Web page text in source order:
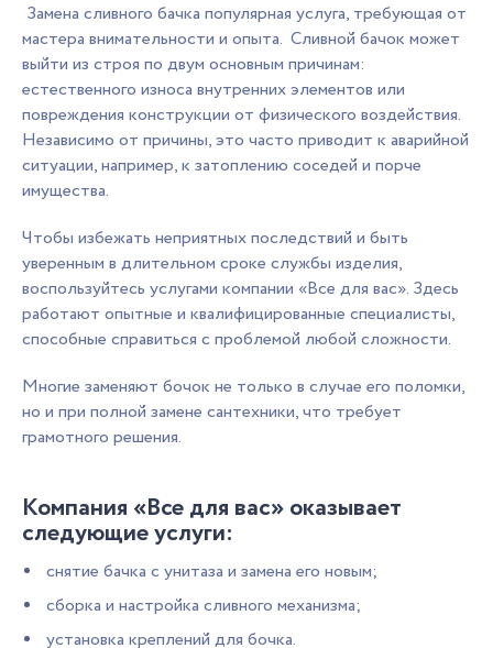
Замена сливного бачка популярная услуга, требующая от
мастера внимательности и опыта. Сливной бачок может
выйти из строя по двум основным причинам:
естественного износа внутренних элементов или
повреждения конструкции от физического воздействия.
Независимо от причины, это часто приводит к аварийной
ситуации, например, к затоплению соседей и порче
имущества.
Чтобы избежать неприятных последствий и быть
уверенным в длительном сроке службы изделия,
воспользуйтесь услугами компании «Все для вас». Здесь
работают опытные и квалифицированные специалисты,
способные справиться с проблемой любой сложности.
Многие заменяют бочок не только в случае его поломки,
но и при полной замене сантехники, что требует
грамотного решения.
Компания «Все для вас» оказывает
следующие услуги:
снятие бачка с унитаза и замена его новым;
сборка и настройка сливного механизма;
установка креплений для бочка.